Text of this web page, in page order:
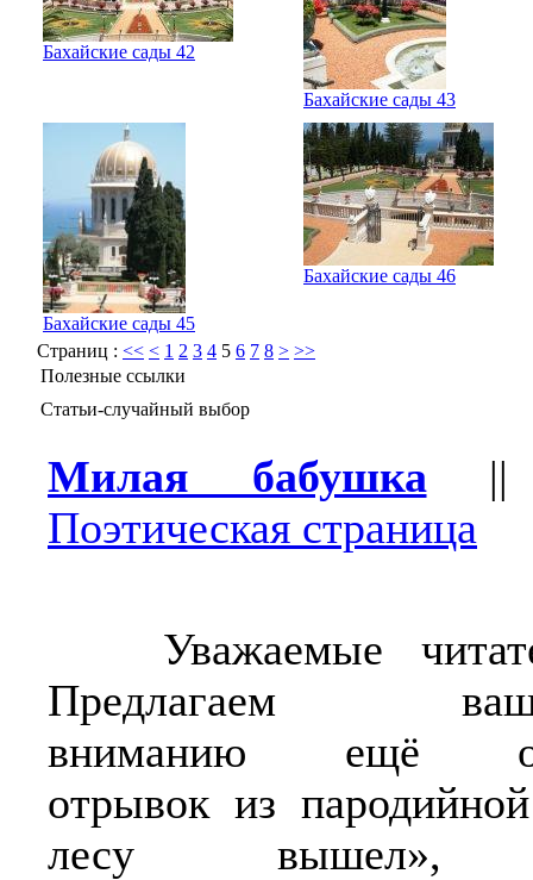
Бахайские сады 42
Бахайские сады 43
Бахайские сады 45
Бахайские сады 46
Страниц : << < 1 2 3 4 5 6 7 8 > >>
Полезные ссылки
Статьи-случайный выбор
Милая бабушка
Поэтическая страница
Уважаемые
Предлагаем
вниманию ещё
отрывок из
лесу вышел»,